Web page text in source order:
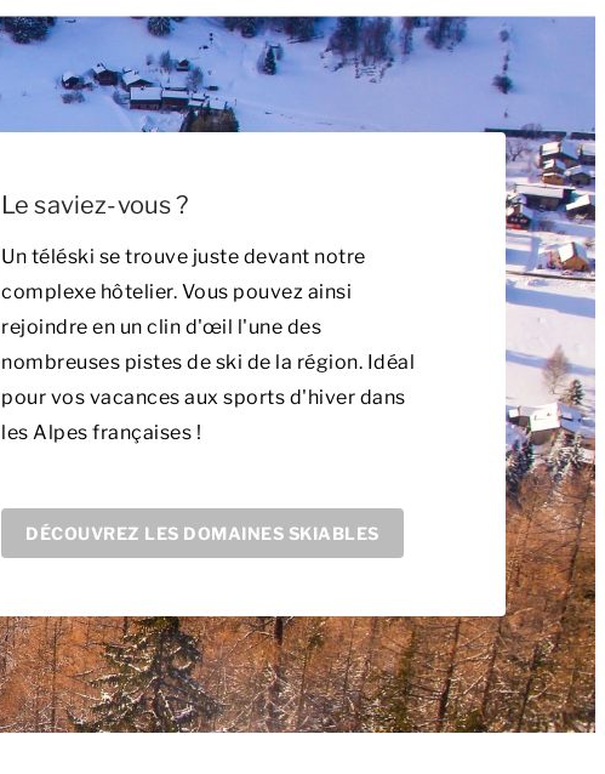
Le saviez-vous ?
Un téléski se trouve juste devant notre
complexe hôtelier. Vous pouvez ainsi
rejoindre en un clin d'œil l'une des
nombreuses pistes de ski de la région. Idéal
pour vos vacances aux sports d'hiver dans
les Alpes françaises !
DÉCOUVREZ LES DOMAINES SKIABLES